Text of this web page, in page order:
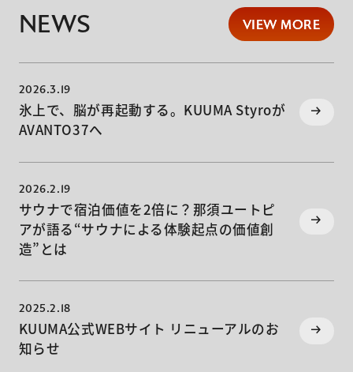
NEWS VIEW MORE
VIEW MORE
2026.3.19
氷上で、脳が再起動する。KUUMA Styroが
AVANTO37へ
2026.2.19
サウナで宿泊価値を2倍に？那須ユートピ
アが語る“サウナによる体験起点の価値創
造”とは
2025.2.18
KUUMA公式WEBサイト リニューアルのお
知らせ